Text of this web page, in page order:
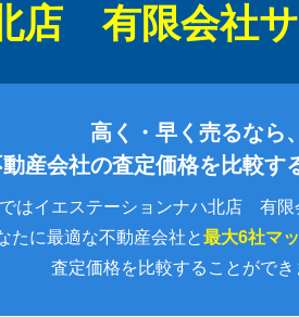
店 有限会社
高く・早く売るなら、
産会社の査定価格を比較す
ではイエステーションナハ北店 有限
たに最適な不動産会社と最大6社マ
査定価格を比較することができ